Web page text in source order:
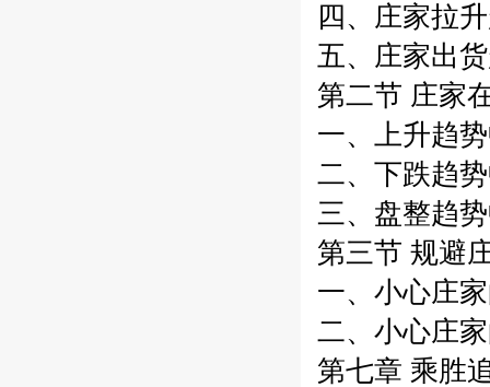
四、庄家拉
五、庄家出
第二节 庄家
一、上升趋
二、下跌趋
三、盘整趋
第三节 规避
一、小心庄
二、小心庄
第七章 乘胜